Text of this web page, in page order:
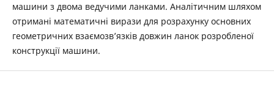
машини з двома ведучими ланками. Аналітичним шляхом
отримані математичні вирази для розрахунку основних
геометричних взаємозв’язків довжин ланок розробленої
конструкції машини.